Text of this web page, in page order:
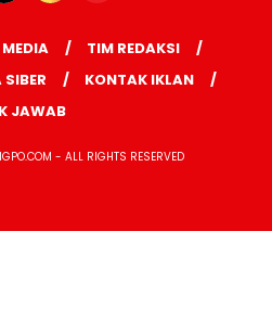
TIM REDAKSI
SIBER
KONTAK IKLAN
JAWAB
- ALL RIGHTS RESERVED